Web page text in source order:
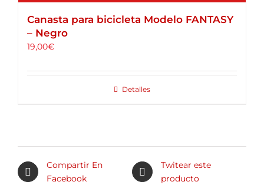
Canasta para bicicleta Modelo FANTASY
– Negro
19,00€
Detalles
Compartir En
Facebook
Twitear este
producto